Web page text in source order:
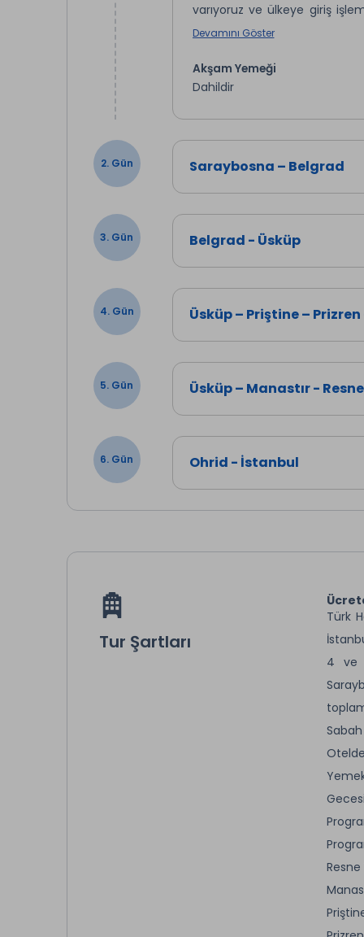
varıyoruz ve ülkeye giriş
asırlar boyunca Balkanlar'ın
yaşanan yıkıcı savaşlar
Bey ve Ferhadiye Camileri,
Macaristan yönetimi
otelimizde.
Devamını Göster
Akşam Yemeği
Dahildir
2. Gün Saraybosna – Belgrad
3. Gün Belgrad - Üsküp
4. Gün Üsküp – Priştine – Prizren
5. Gün Üsküp – Manastır -
6. Gün Ohrid - İstanbul
Tur Şartları
Türk
4 ve
Sabah
Gecesi